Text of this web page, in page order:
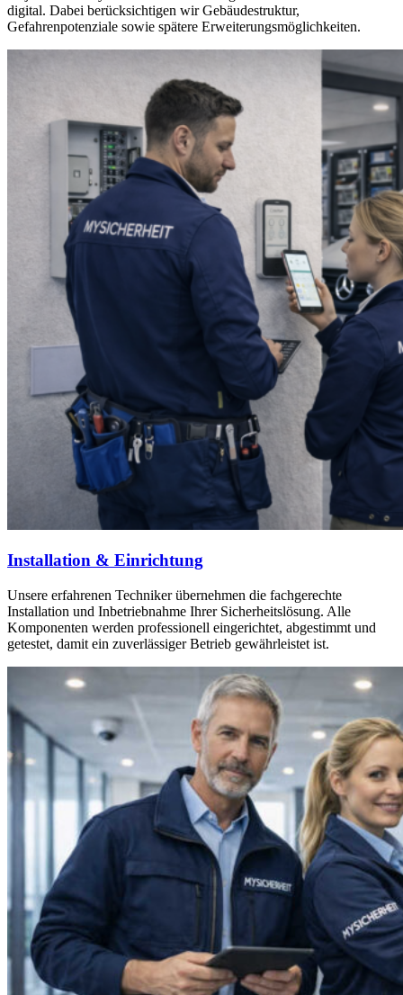
digital. Dabei berücksichtigen wir Gebäudestruktur,
Gefahrenpotenziale sowie spätere Erweiterungsmöglichkeiten.
Installation & Einrichtung
Unsere erfahrenen Techniker übernehmen die fachgerechte
Installation und Inbetriebnahme Ihrer Sicherheitslösung. Alle
Komponenten werden professionell eingerichtet, abgestimmt und
getestet, damit ein zuverlässiger Betrieb gewährleistet ist.